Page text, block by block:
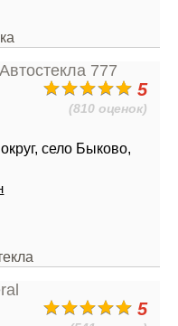
5
(810 оценок)
село Быково,
5